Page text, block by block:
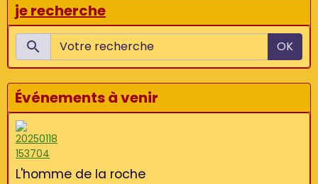
je recherche
OK
Événements à venir
L'homme de la roche